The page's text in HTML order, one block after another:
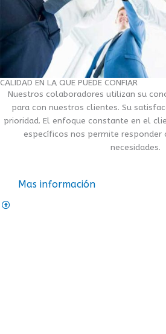
CALIDAD EN LA QUE PUEDE CONFIAR
Nuestros colaboradores utilizan su
para con nuestros clientes. Su
prioridad. El enfoque constante en el
específicos nos permite responder
necesidades.
Mas información